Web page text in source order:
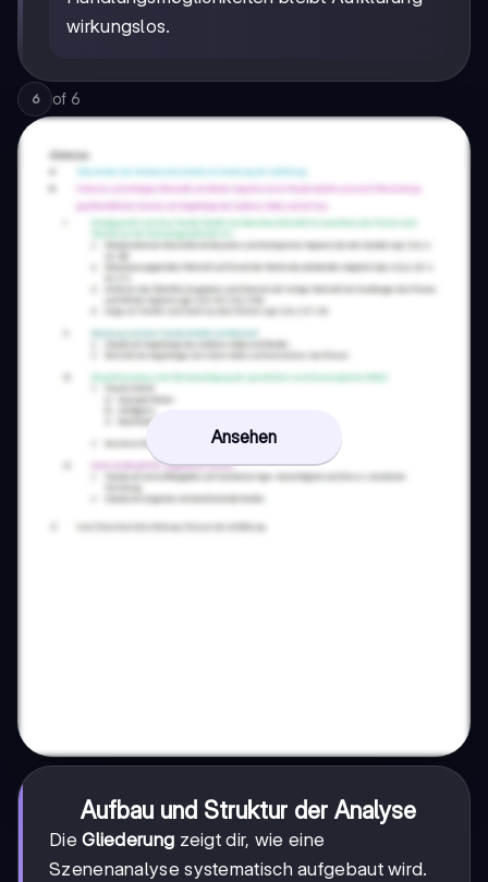
wirkungslos.
6 of 6
Ansehen
Aufbau und Struktur der Analyse
DieGliederung zeigt dir, wie eine
Szenenanalyse systematisch aufgebaut wird.